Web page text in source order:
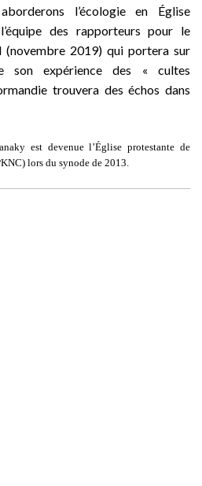
l’écologie en Église
des rapporteurs pour le
(novembre 2019) qui portera sur
son expérience des « cultes
trouvera des échos dans
est devenue l’Église protestante de
lors du synode de 2013.